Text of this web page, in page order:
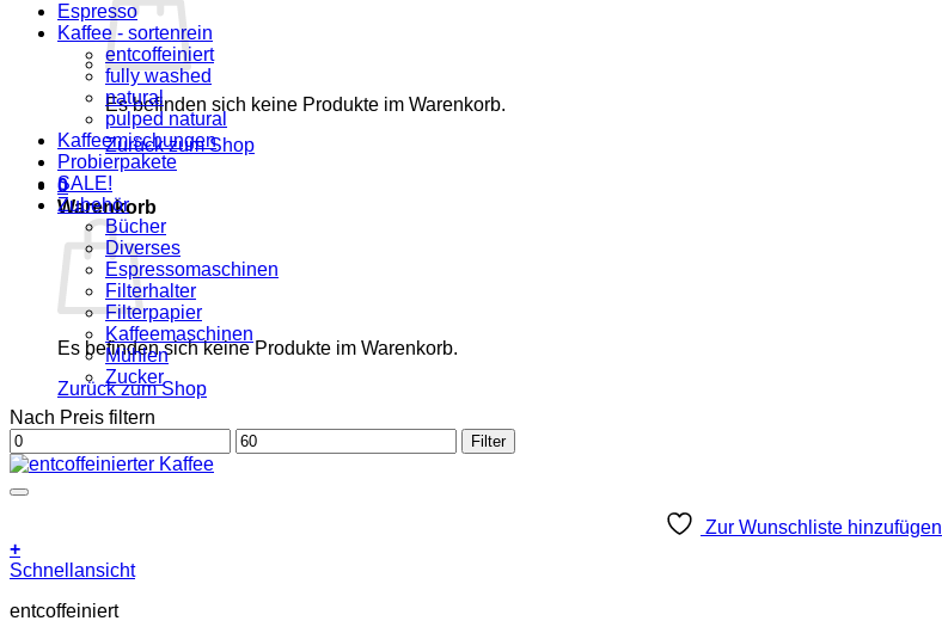
Es befinden sich keine Produkte im Warenkorb.
Zurück zum Shop
0
Warenkorb
Es befinden sich keine Produkte im Warenkorb.
Zurück zum Shop
Espresso
Kaffee - sortenrein
entcoffeiniert
fully washed
natural
pulped natural
Kaffeemischungen
Probierpakete
SALE!
Zubehör
Bücher
Diverses
Espressomaschinen
Filterhalter
Filterpapier
Kaffeemaschinen
Mühlen
Zucker
Nach Preis filtern
Min.
Preis
Max.
Preis
Filter
Zur Wunschliste hinzufügen
+
Dieses
weist
Schnellansicht
entcoffeiniert